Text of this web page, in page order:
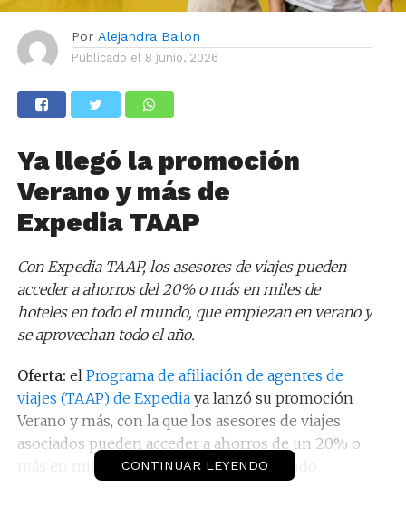
Por Alejandra Bailon
Publicado el 8 junio, 2026
Ya llegó la promoción
Verano y más de
Expedia TAAP
Con Expedia TAAP, los asesores de viajes pueden
acceder a ahorros del 20% o más en miles de
hoteles en todo el mundo, que empiezan en verano y
se aprovechan todo el año.
Oferta: el Programa de afiliación de agentes de
viajes (TAAP) de Expediaya lanzó su promoción
Verano y más, con la que los asesores de viajes
asociados pueden acceder a ahorros de un 20% o
más en miles de hoteles en todo el mundo.
CONTINUAR LEYENDO